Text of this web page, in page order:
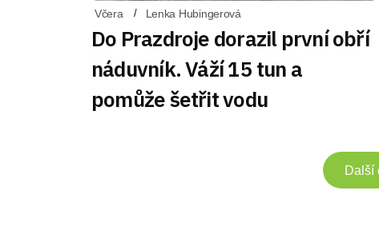
Včera Lenka Hubingerová
Do Prazdroje dorazil první obří
náduvník. Váží 15 tun a
pomůže šetřit vodu
Další